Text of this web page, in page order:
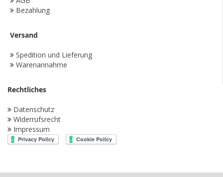
Bezahlung
Versand
Spedition und Lieferung
Warenannahme
Rechtliches
Datenschutz
Widerrufsrecht
Impressum